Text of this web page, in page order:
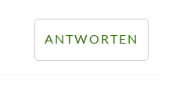
ANTWORTEN